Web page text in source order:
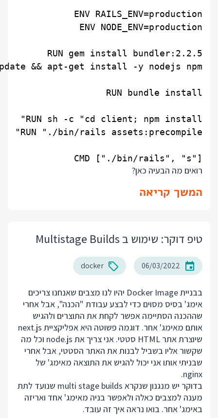
CMD ["./bin/rails", "s"]
רואים מה הבעיה כאן?
המשך קריאה
טיפ דוקר: שימוש ב Multistage Builds
06/03/2022
docker
בבניית Docker Image יהיו לנו מצבים שאנחנו צריכים
אימג' בסיס מסוים כדי לבצע עבודת "הכנה", אבל אחרי
שההכנה הסתיימה אפשר לקחת את התוצרים ולהגיש
אותם מאימג' אחר. דוגמה פשוטה היא אפליקציית next.js
שיוצרת אתר HTML סטטי. אני צריך את node.js וכל מה
שקשור אליו בשביל לבנות את האתר הסטטי, אבל אחרי
שבניתי אותו אני יכול להגיש את התוצאה מאימג' של
nginx.
בדוקר יש מנגנון שנקרא multi stage builds שנועד לתת
מענה למצבים כאלה ולאפשר בניה מאימג' אחד ואריזה
באימג' אחר. בואו נראה איך זה עובד.